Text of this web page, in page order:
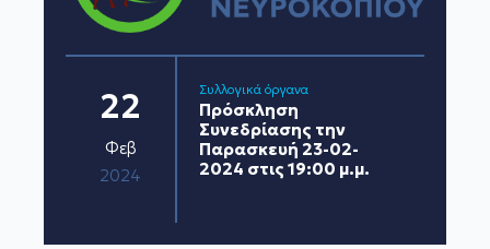
22
Φεβ
2024
Συλλογικά όργανα
Πρόσκληση
Συνεδρίασης την
Παρασκευή 23-02-
2024 στις 19:00 μ.μ.